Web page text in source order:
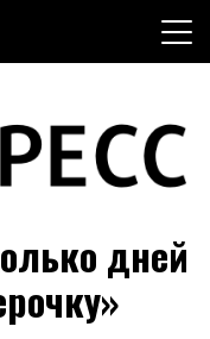
новости"
дней